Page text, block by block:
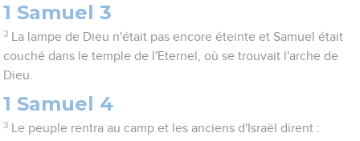
1 Samuel 3
3
La lampe de Dieu n'était pas encore éteinte et Samuel était
couché dans le temple de l'Eternel, où se trouvait l'arche de
Dieu.
1 Samuel 4
3
Le peuple rentra au camp et les anciens d'Israël dirent :